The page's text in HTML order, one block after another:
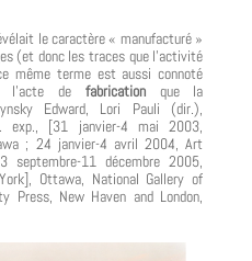
le caractère « manufacturé »
(et donc les traces que l’activité
même terme est aussi connoté
l’acte de fabricationque la
Edward, Lori Pauli (dir.),
[31 janvier-4 mai 2003,
; 24 janvier-4 avril 2004, Art
septembre-11 décembre 2005,
Ottawa, National Gallery of
Press, New Haven and London,